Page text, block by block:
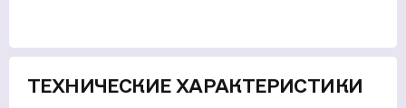
ТЕХНИЧЕСКИЕ ХАРАКТЕРИСТИКИ